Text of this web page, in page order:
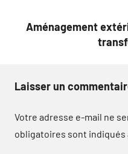
Aménagement
Laisser un
Votre adresse e-mail ne
obligatoires sont indiqués